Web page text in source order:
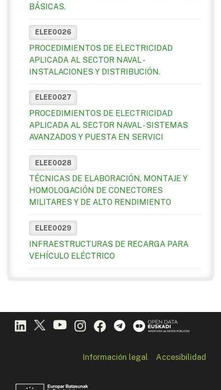
BÁSICAS.
ELEE0026
PROCEDIMIENTOS DE ELECTRICIDAD
APLICADA AL SECTOR NAVAL -
INSTALACIONES Y DISTRIBUCIÓN.
ELEE0027
PROCEDIMIENTOS DE ELECTRICIDAD
APLICADA AL SECTOR NAVAL - SISTEMAS
AVANZADOS Y PUESTA EN SERVICI
ELEE0028
TÉCNICAS DE ELABORACIÓN, MONTAJE Y
HOMOLOGACIÓN DE CONECTORES
MILITARES Y DE ALTO RENDIMIENTO
ELEE0029
INFRAESTRUCTURAS DE RECARGA PARA
VEHÍCULO ELÉCTRICO
Información legal Accesibilidad